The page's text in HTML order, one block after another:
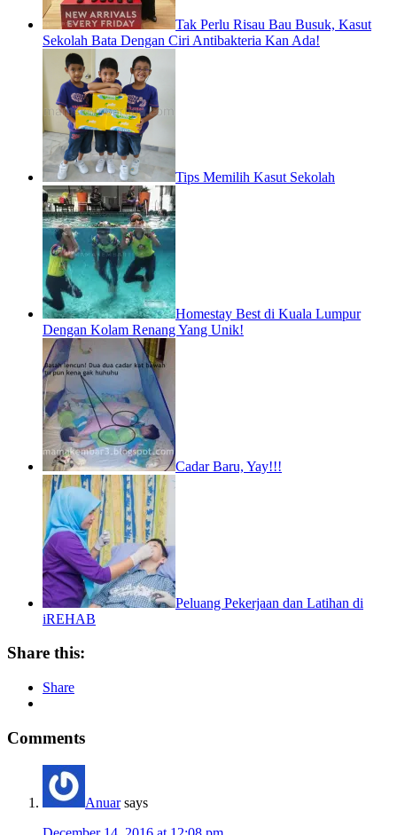
Tak Perlu Risau Bau Busuk, Kasut
Sekolah Bata Dengan Ciri Antibakteria Kan Ada!
Tips Memilih Kasut Sekolah
Homestay Best di Kuala Lumpur
Dengan Kolam Renang Yang Unik!
Cadar Baru, Yay!!!
Peluang Pekerjaan dan Latihan di
iREHAB
Share this:
Share
Comments
Anuar says